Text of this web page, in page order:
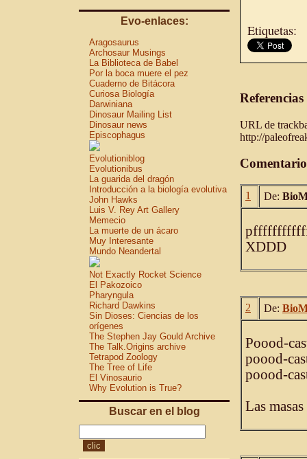
Evo-enlaces:
Aragosaurus
Archosaur Musings
La Biblioteca de Babel
Por la boca muere el pez
Cuaderno de Bitácora
Curiosa Biología
Darwiniana
Dinosaur Mailing List
Dinosaur news
Episcophagus
Evolutioniblog
Evolutionibus
La guarida del dragón
Introducción a la biología evolutiva
John Hawks
Luis V. Rey Art Gallery
Memecio
La muerte de un ácaro
Muy Interesante
Mundo Neandertal
Not Exactly Rocket Science
El Pakozoico
Pharyngula
Richard Dawkins
Sin Dioses: Ciencias de los
orígenes
The Stephen Jay Gould Archive
The Talk.Origins archive
Tetrapod Zoology
The Tree of Life
El Vinosaurio
Why Evolution is True?
Buscar en el blog
Etiquetas:
URL de
http://
1 De:
XDDD
2 De:
Poood-
poood-
poood-
Las